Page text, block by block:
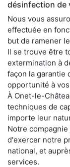
désinfection de
Nous vous
effectuée en
but de ramener
Il se trouve être
extermination à
façon la garantie
opportunité à
À Onet-le-
techniques de
importe leur
Notre
d'exercer notre
national, et
services.